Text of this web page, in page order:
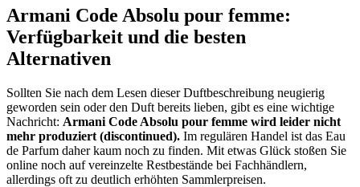
Armani Code Absolu pour femme:
Verfügbarkeit und die besten
Alternativen
Sollten Sie nach dem Lesen dieser Duftbeschreibung neugierig
geworden sein oder den Duft bereits lieben, gibt es eine wichtige
Nachricht: Armani Code Absolu pour femme wird leider nicht
mehr produziert (discontinued). Im regulären Handel ist das Eau
de Parfum daher kaum noch zu finden. Mit etwas Glück stoßen Sie
online noch auf vereinzelte Restbestände bei Fachhändlern,
allerdings oft zu deutlich erhöhten Sammlerpreisen.